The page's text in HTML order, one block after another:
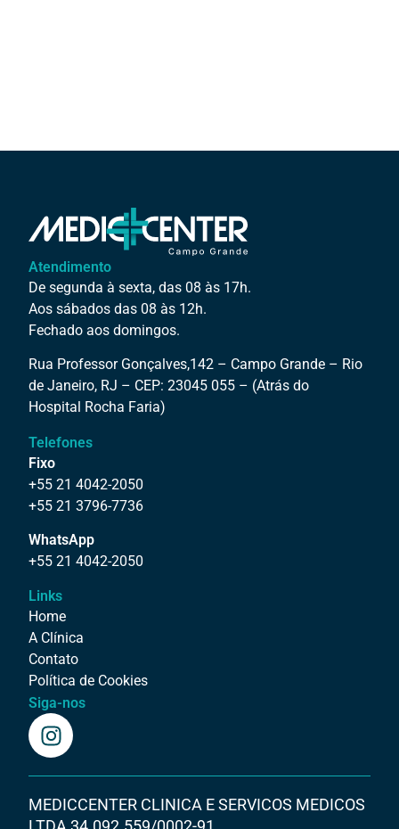
Atendimento
De segunda à sexta, das 08 às 17h.
Aos sábados das 08 às 12h.
Fechado aos domingos.
Rua Professor Gonçalves,142 – Campo Grande – Rio
de Janeiro, RJ – CEP: 23045 055 – (Atrás do
Hospital Rocha Faria)
Telefones
Fixo
+55 21 4042-2050
+55 21 3796-7736
WhatsApp
+55 21 4042-2050
Links
Home
A Clínica
Contato
Política de Cookies
Siga-nos
MEDICCENTER CLINICA E SERVICOS MEDICOS